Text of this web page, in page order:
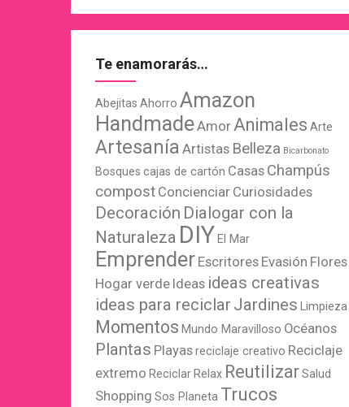
Te enamorarás…
Abejitas Ahorro Amazon
HandmadeAmorAnimales Arte
Artesanía Artistas Belleza Bicarbonato
Bosques cajas de cartón Casas Champús
compost Concienciar Curiosidades
Decoración Dialogar con la
Naturaleza DIY El Mar
Emprender Escritores Evasión Flores
Hogar verde Ideas ideas creativas
ideas para reciclar Jardines Limpieza
Momentos Mundo Maravilloso Océanos
Plantas Playasreciclaje creativo Reciclaje
extremo Reciclar Relax ReutilizarSalud
Shopping Sos Planeta Trucos